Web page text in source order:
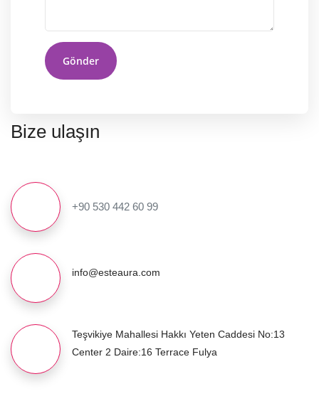
Gönder
Bize ulaşın
+90 530 442 60 99
info@esteaura.com
Teşvikiye Mahallesi Hakkı Yeten Caddesi No:13
Center 2 Daire:16 Terrace Fulya